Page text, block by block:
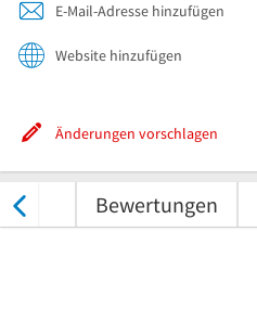
E-Mail-Adresse hinzufügen
Website hinzufügen
Änderungen vorschlagen
Bewertungen